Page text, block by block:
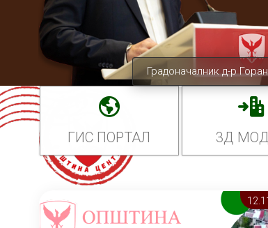
Градоначалник д-р
ГИС ПОРТАЛ 3Д